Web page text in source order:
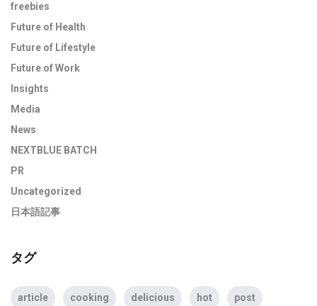
freebies
Future of Health
Future of Lifestyle
Future of Work
Insights
Media
News
NEXTBLUE BATCH
PR
Uncategorized
日本語記事
タグ
article cooking delicious hot post